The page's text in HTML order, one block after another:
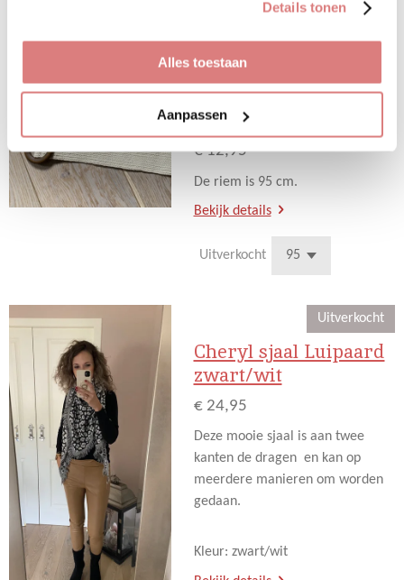
Details tonen
Alles toestaan
Aanpassen
Uitverkocht
Riem zwart
€ 12,95
De riem is 95 cm.
Bekijk details
Uitverkocht
Uitverkocht
Cheryl sjaal Luipaard
zwart/wit
€ 24,95
Deze mooie sjaal is aan twee
kanten de dragen en kan op
meerdere manieren om worden
gedaan.
Kleur: zwart/wit